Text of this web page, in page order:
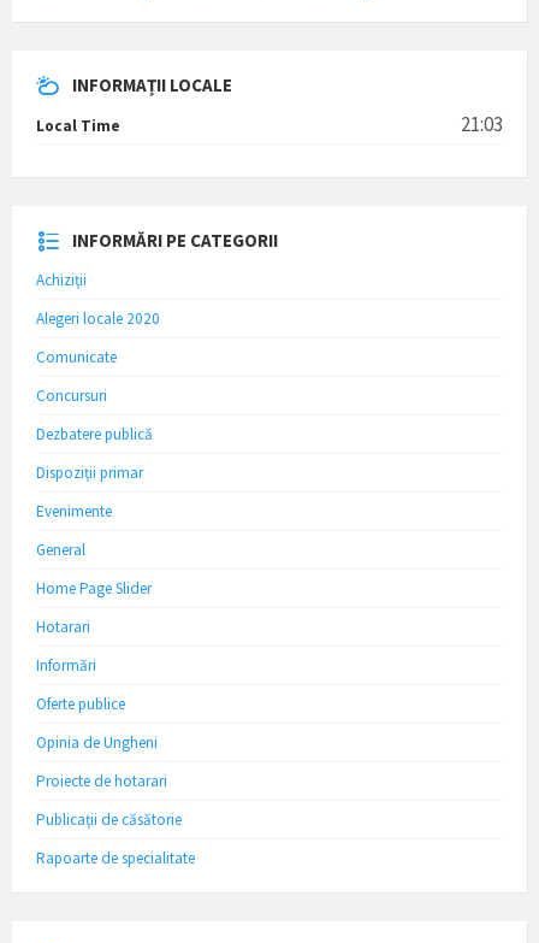
INFORMAȚII LOCALE
Local Time 21:03
INFORMĂRI PE CATEGORII
Achiziții
Alegeri locale 2020
Comunicate
Concursuri
Dezbatere publică
Dispoziții primar
Evenimente
General
Home Page Slider
Hotarari
Informări
Oferte publice
Opinia de Ungheni
Proiecte de hotarari
Publicații de căsătorie
Rapoarte de specialitate